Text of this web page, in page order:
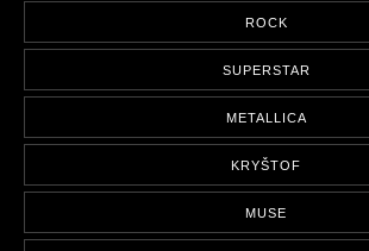
ROCK
SUPERSTAR
METALLICA
KRYŠTOF
MUSE